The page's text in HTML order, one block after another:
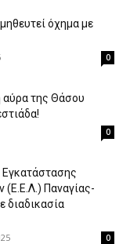
όχημα με
0
αύρα της Θάσου
0
(Ε.Ε.Λ.) Παναγίας-
διαδικασία
0